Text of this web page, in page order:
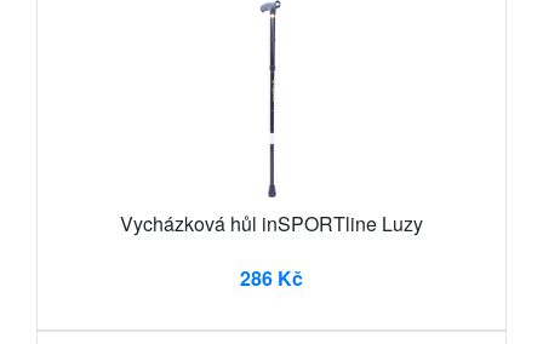
Vycházková hůl inSPORTline Luzy
286 Kč